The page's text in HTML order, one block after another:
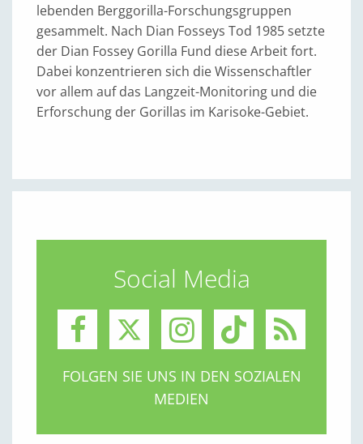
lebenden Berggorilla-Forschungsgruppen
gesammelt. Nach Dian Fosseys Tod 1985 setzte
der Dian Fossey Gorilla Fund diese Arbeit fort.
Dabei konzentrieren sich die Wissenschaftler
vor allem auf das Langzeit-Monitoring und die
Erforschung der Gorillas im Karisoke-Gebiet.
Social Media
FOLGEN SIE UNS IN DEN SOZIALEN
MEDIEN